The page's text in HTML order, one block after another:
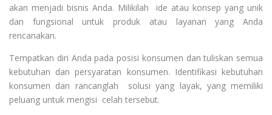
akan menjadi bisnis Anda. Milikilah ide atau konsep yang unik
dan fungsional untuk produk atau layanan yang Anda
rencanakan.
Tempatkan diri Anda pada posisi konsumen dan tuliskan semua
kebutuhan dan persyaratan konsumen. Identifikasi kebutuhan
konsumen dan rancanglah solusi yang layak, yang memiliki
peluang untuk mengisi celah tersebut.